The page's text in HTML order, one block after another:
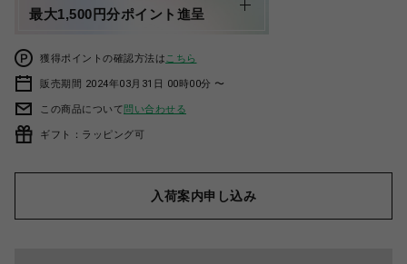
最大1,500円分ポイント進呈
獲得ポイントの確認方法は こちら
販売期間 2024年03月31日 00時00分 〜
この商品について問い合わせる
ギフト：ラッピング可
入荷案内申し込み